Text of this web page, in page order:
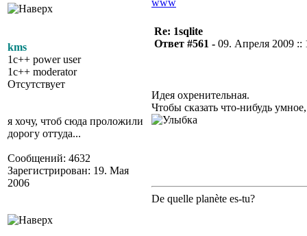
www
kms
1c++ power user
1c++ moderator
Отсутствует
я хочу, чтоб сюда проложили
дорогу оттуда...
Сообщений: 4632
Зарегистрирован: 19. Мая
2006
Re: 1sqlite
Ответ #561 - 09. Апреля 2009 ::
Идея охренительная.
Чтобы сказать что-нибудь
De quelle planète es-tu?